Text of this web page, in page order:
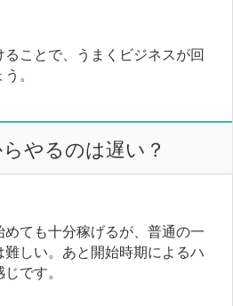
ことで、うまくビジネスが回
。
やるのは遅い？
めても十分稼げるが、普通の一
しい。あと開始時期によるハ
です。